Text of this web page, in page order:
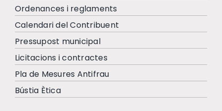
Ordenances i reglaments
Calendari del Contribuent
Pressupost municipal
Licitacions i contractes
Pla de Mesures Antifrau
Bústia Ètica